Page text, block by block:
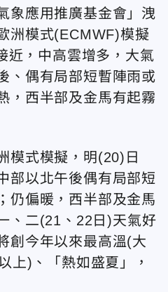
象應用推廣基金會」洩
洲模式(ECMWF)模擬
近，中高雲增多，大氣
、偶有局部短暫陣雨或
，西半部及金馬有起霧
模式模擬，明(20)日
部以北午後偶有局部短
仍偏暖，西半部及金馬
、二(21、22日)天氣好
創今年以來最高溫(大
上)、「熱如盛夏」，